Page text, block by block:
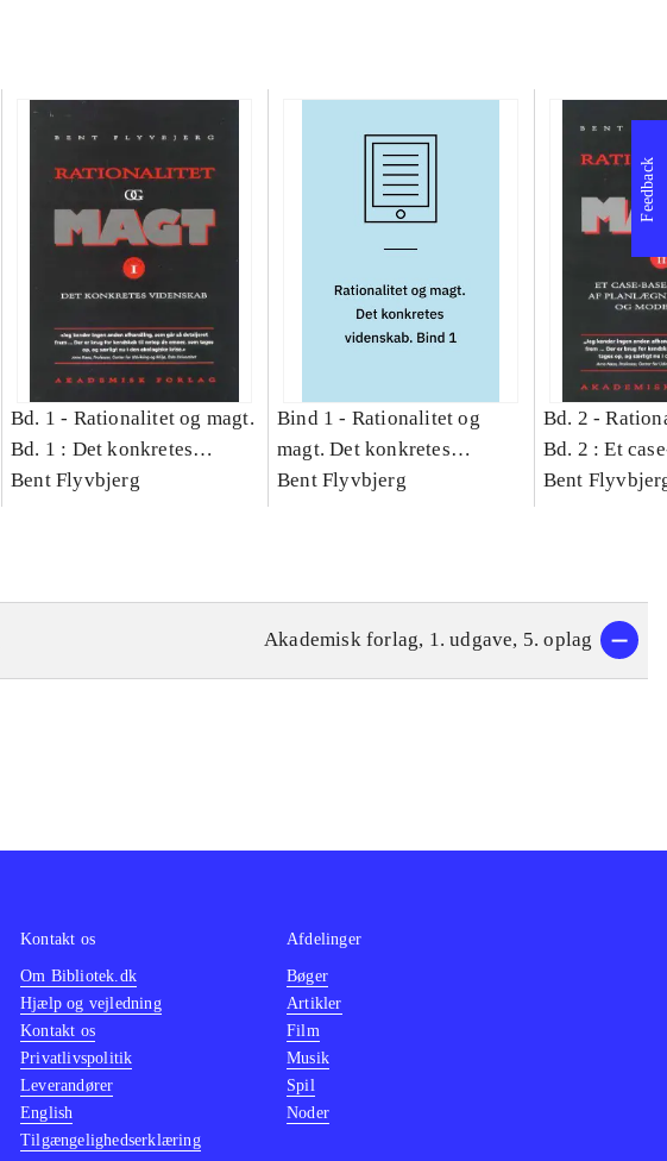
Bd. 1 - Rationalitet og magt.
Bd. 1 : Det konkretes
videnskab
Bent Flyvbjerg
Bind 1 - Rationalitet og
magt. Det konkretes
videnskab. Bind 1
Bent Flyvbjerg
Bd. 2 -
Bd. 2 : Et
studie af
Bent
Akademisk forlag, 1. udgave, 5. oplag
Feedback
Kontakt os
Om Bibliotek.dk
Hjælp og vejledning
Kontakt os
Privatlivspolitik
Leverandører
English
Tilgængelighedserklæring
Afdelinger
Bøger
Artikler
Film
Musik
Spil
Noder